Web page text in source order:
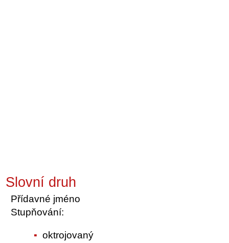
Slovní druh
Přídavné jméno
Stupňování:
oktrojovaný